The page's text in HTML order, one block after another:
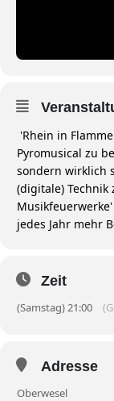
'Rhein in
Pyromusical zu
sondern wirklich
(digitale)
jedes Jahr mehr
Zeit
(Samstag) 21:00
Adresse
Oberwesel